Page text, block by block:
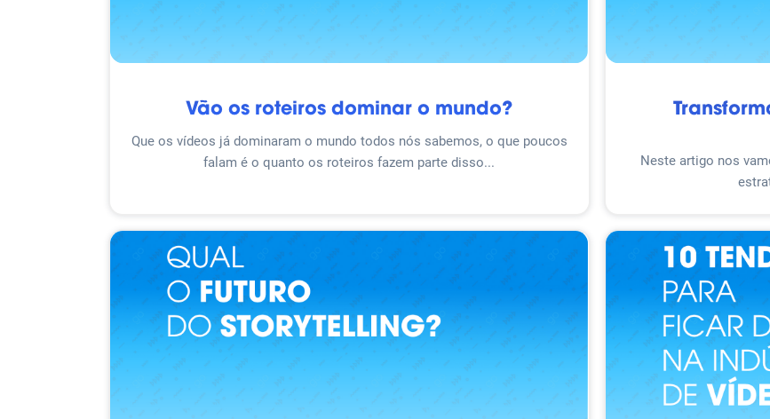
Vão os roteiros dominar o mundo?
Que os vídeos já dominaram o mundo todos nós sabemos, o que poucos
falam é o quanto os roteiros fazem parte disso...
Neste artigo nos